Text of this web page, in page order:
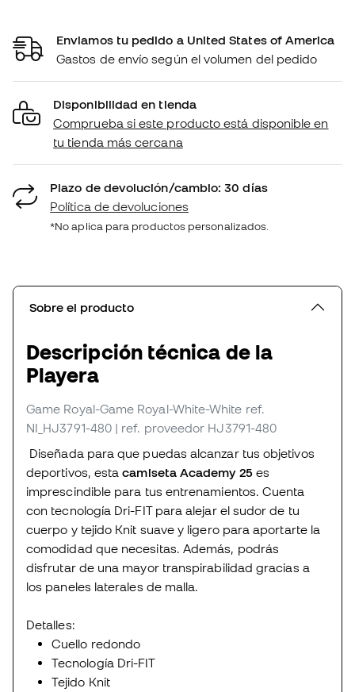
Enviamos tu pedido a United States of America
Gastos de envío según el volumen del pedido
Disponibilidad en tienda
Comprueba si este producto está disponible en
tu tienda más cercana
Plazo de devolución/cambio: 30 días
Política de devoluciones
*No aplica para productos personalizados.
Sobre el producto
Descripción técnica de la
Playera
Game Royal-Game Royal-White-White ref.
NI_HJ3791-480 | ref. proveedor HJ3791-480
Diseñada para que puedas alcanzar tus objetivos
deportivos, esta camiseta Academy 25es
imprescindible para tus entrenamientos. Cuenta
con tecnología Dri-FIT para alejar el sudor de tu
cuerpo y tejido Knit suave y ligero para aportarte la
comodidad que necesitas. Además, podrás
disfrutar de una mayor transpirabilidad gracias a
los paneles laterales de malla.
Detalles:
Cuello redondo
Tecnología Dri-FIT
Tejido Knit